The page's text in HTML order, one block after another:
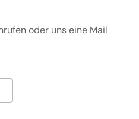
oder uns eine Mail